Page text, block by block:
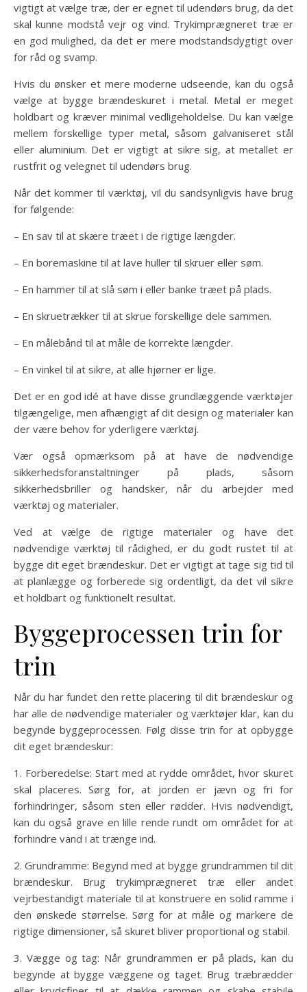
vigtigt at vælge træ, der er egnet til udendørs brug, da det
skal kunne modstå vejr og vind. Trykimprægneret træ er
en god mulighed, da det er mere modstandsdygtigt over
for råd og svamp.
Hvis du ønsker et mere moderne udseende, kan du også
vælge at bygge brændeskuret i metal. Metal er meget
holdbart og kræver minimal vedligeholdelse. Du kan vælge
mellem forskellige typer metal, såsom galvaniseret stål
eller aluminium. Det er vigtigt at sikre sig, at metallet er
rustfrit og velegnet til udendørs brug.
Når det kommer til værktøj, vil du sandsynligvis have brug
for følgende:
– En sav til at skære træet i de rigtige længder.
– En boremaskine til at lave huller til skruer eller søm.
– En hammer til at slå søm i eller banke træet på plads.
– En skruetrækker til at skrue forskellige dele sammen.
– En målebånd til at måle de korrekte længder.
– En vinkel til at sikre, at alle hjørner er lige.
Det er en god idé at have disse grundlæggende værktøjer
tilgængelige, men afhængigt af dit design og materialer kan
der være behov for yderligere værktøj.
Vær også opmærksom på at have de nødvendige
sikkerhedsforanstaltninger på plads, såsom
sikkerhedsbriller og handsker, når du arbejder med
værktøj og materialer.
Ved at vælge de rigtige materialer og have det
nødvendige værktøj til rådighed, er du godt rustet til at
bygge dit eget brændeskur. Det er vigtigt at tage sig tid til
at planlægge og forberede sig ordentligt, da det vil sikre
et holdbart og funktionelt resultat.
Byggeprocessen trin for
trin
Når du har fundet den rette placering til dit brændeskur og
har alle de nødvendige materialer og værktøjer klar, kan du
begynde byggeprocessen. Følg disse trin for at opbygge
dit eget brændeskur:
1. Forberedelse: Start med at rydde området, hvor skuret
skal placeres. Sørg for, at jorden er jævn og fri for
forhindringer, såsom sten eller rødder. Hvis nødvendigt,
kan du også grave en lille rende rundt om området for at
forhindre vand i at trænge ind.
2. Grundramme: Begynd med at bygge grundrammen til dit
brændeskur. Brug trykimprægneret træ eller andet
vejrbestandigt materiale til at konstruere en solid ramme i
den ønskede størrelse. Sørg for at måle og markere de
rigtige dimensioner, så skuret bliver proportional og stabil.
3. Vægge og tag: Når grundrammen er på plads, kan du
begynde at bygge væggene og taget. Brug træbrædder